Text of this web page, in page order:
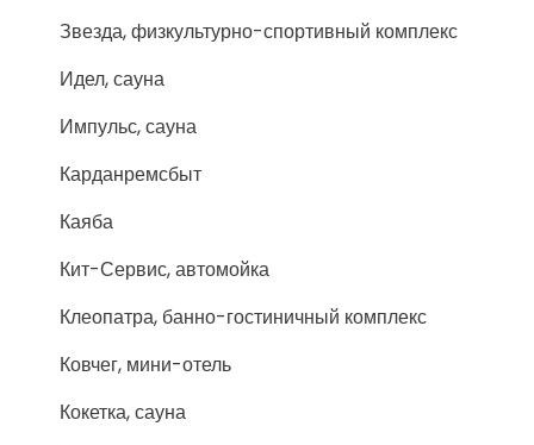
Звезда, физкультурно-спортивный комплекс
Идел, сауна
Импульс, сауна
Карданремсбыт
Каяба
Кит-Сервис, автомойка
Клеопатра, банно-гостиничный комплекс
Ковчег, мини-отель
Кокетка, сауна